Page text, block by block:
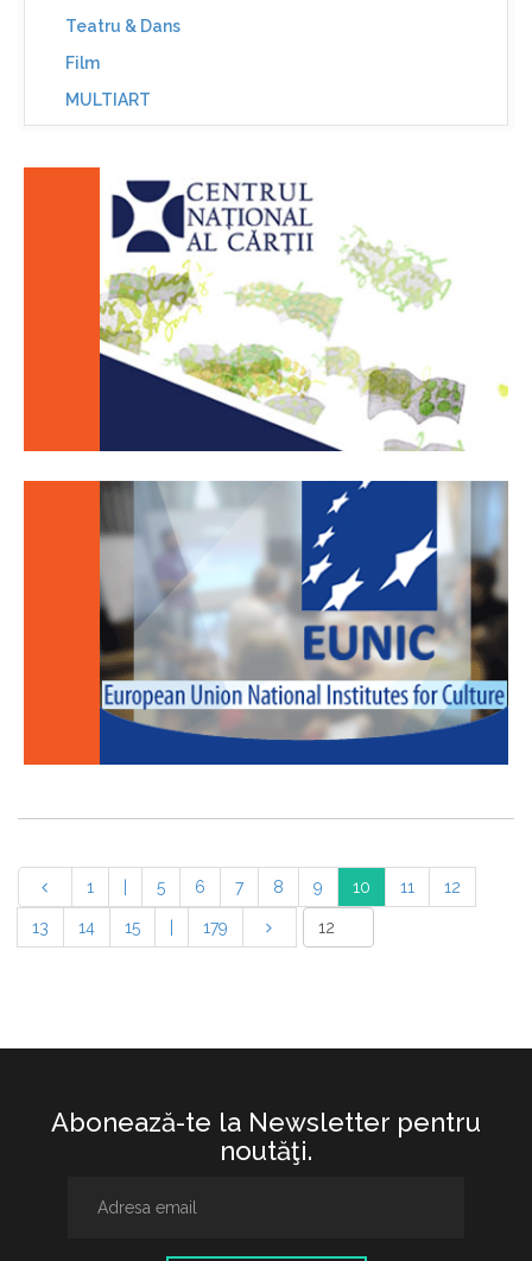
Teatru & Dans
Film
MULTIART
1 5 6 7 8 9 10 11 12
13 14 15 179
Abonează-te la Newsletter pentru
noutăţi.